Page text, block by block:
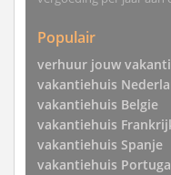
Populair
verhuur jouw
vakantiehuis
vakantiehuis Belgie
vakantiehuis
vakantiehuis Spanje
vakantiehuis